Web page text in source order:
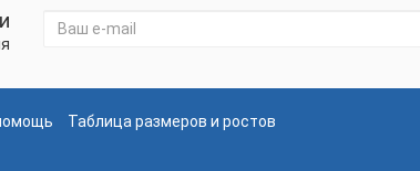
Таблица размеров и ростов